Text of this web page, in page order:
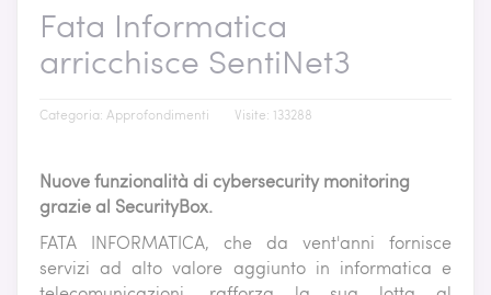
Fata Informatica
arricchisce SentiNet3
Categoria: Approfondimenti Visite: 133288
Nuove funzionalità di cybersecurity monitoring
grazie al SecurityBox.
FATA INFORMATICA, che da vent'anni fornisce
servizi ad alto valore aggiunto in informatica e